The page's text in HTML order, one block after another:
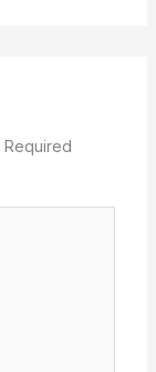
Required